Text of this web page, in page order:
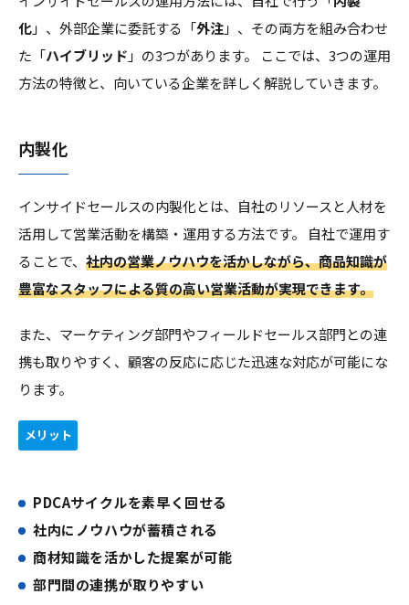
化」、外部企業に委託する「外注」、その両方を組み合わせ
た「ハイブリッド 」の3つがあります。 ここでは、3つの運用
方法の特徴と、向いている企業を詳しく解説していきます。
内製化
インサイドセールスの内製化とは、自社のリソースと人材を
活用して営業活動を構築・運用する方法です。 自社で運用す
ることで、 社内の営業ノウハウを活かしながら、商品知識が
豊富なスタッフによる質の高い営業活動が実現できます。
また、マーケティング部門やフィールドセールス部門との連
携も取りやすく、顧客の反応に応じた迅速な対応が可能にな
ります。
メリット
PDCAサイクルを素早く回せる
社内にノウハウが蓄積される
商材知識を活かした提案が可能
部門間の連携が取りやすい